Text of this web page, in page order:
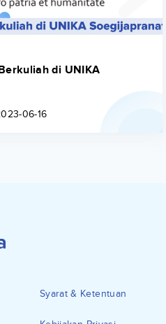
di UNIKA
06-16
Syarat & Ketentuan